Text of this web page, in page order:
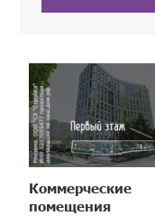
Коммерческие
помещения